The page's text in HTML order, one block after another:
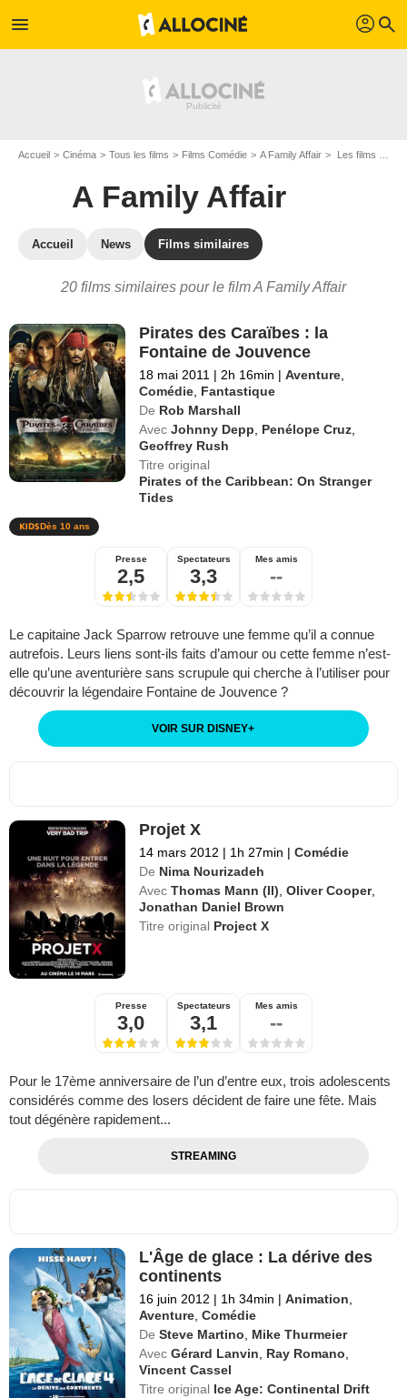
menu profil search
Accueil Cinéma Tous les films Films Comédie A Family Affair Les films similaires à "A Family Affair"
A Family Affair
Accueil News Films similaires
20 films similaires pour le film A Family Affair
Pirates des Caraïbes : la
Fontaine de Jouvence
18 mai 2011 | 2h 16min | Aventure
Comédie Fantastique
De Rob Marshall
Avec Johnny Depp Penélope Cruz
Geoffrey Rush
Titre original
Pirates of the Caribbean: On Stranger
Tides
Dès 10 ans
Presse
2,5
Spectateurs
3,3
Mes amis
--
Le capitaine Jack Sparrow retrouve une femme qu’il a connue
autrefois. Leurs liens sont-ils faits d’amour ou cette femme n’est-
elle qu’une aventurière sans scrupule qui cherche à l’utiliser pour
découvrir la légendaire Fontaine de Jouvence ?
VOIR SUR DISNEY+
Projet X
14 mars 2012 | 1h 27min | Comédie
De Nima Nourizadeh
Avec Thomas Mann (II) ,Oliver Cooper,
Jonathan Daniel Brown
Titre original Project X
Presse
3,0
Spectateurs
3,1
Mes amis
--
Pour le 17ème anniversaire de l’un d’entre eux, trois adolescents
considérés comme des losers décident de faire une fête. Mais
tout dégénère rapidement...
STREAMING
L'Âge de glace : La dérive des
continents
16 juin 2012 | 1h 34min | Animation
Aventure ,Comédie
De Steve Martino
Mike Thurmeier
Avec Gérard Lanvin Ray Romano
Vincent Cassel
Titre original Ice Age: Continental Drift